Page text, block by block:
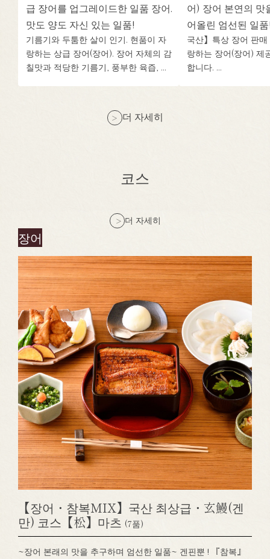
급 장어를 업그레이드한 일품 장어.
맛도 양도 자신 있는 일품!
기름기와 두툼한 살이 인기. 현품이 자
랑하는 상급 장어(장어). 장어 자체의 감
칠맛과 적당한 기름기, 풍부한 육즙, ...
어) 장어 본연의 맛
어올린 엄선된 일
국산】특상 장어 판
랑하는 장어(장어) 제
합니다. ...
더 자세히
코스
더 자세히
장어
【장어・참복MIX】국산 최상급・玄鰻(겐
만) 코스【松】마츠 (7품)
~장어 본래의 맛을 추구하며 엄선한 일품~ 겐핀뿐 ! 『참복』